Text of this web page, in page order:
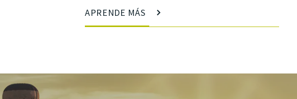
APRENDE MÁS